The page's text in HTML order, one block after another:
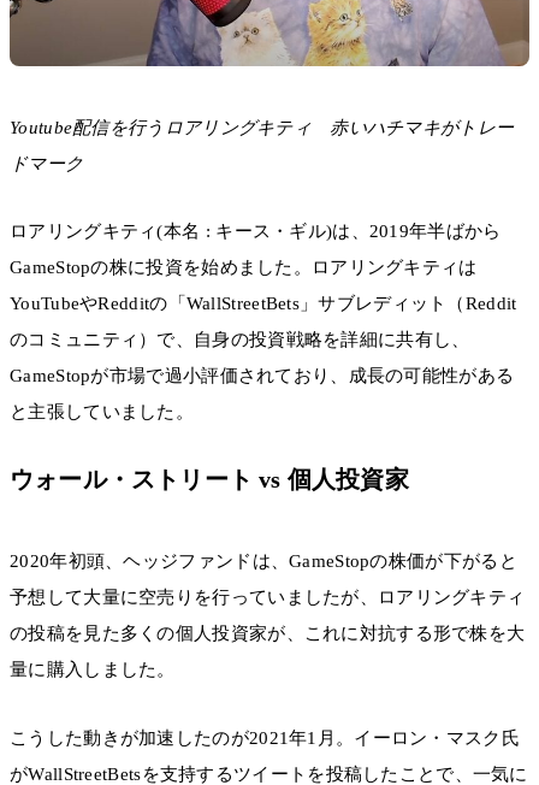
Youtube配信を行うロアリングキティ 赤いハチマキがトレー
ドマーク
ロアリングキティ(本名 : キース・ギル)は、2019年半ばから
GameStopの株に投資を始めました。ロアリングキティは
YouTubeやRedditの「WallStreetBets」サブレディット（Reddit
のコミュニティ）で、自身の投資戦略を詳細に共有し、
GameStopが市場で過小評価されており、成長の可能性がある
と主張していました。
ウォール・ストリート vs 個人投資家
2020年初頭、ヘッジファンドは、GameStopの株価が下がると
予想して大量に空売りを行っていましたが、ロアリングキティ
の投稿を見た多くの個人投資家が、これに対抗する形で株を大
量に購入しました。
こうした動きが加速したのが2021年1月。イーロン・マスク氏
がWallStreetBetsを支持するツイートを投稿したことで、一気に